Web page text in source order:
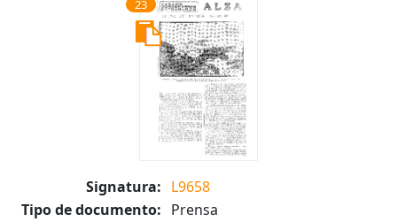
23
Signatura: L9658
Tipo de documento: Prensa